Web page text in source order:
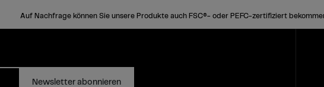
Auf Nachfrage können Sie unsere Produkte auch FSC®- oder PEFC-zertifiziert
Newsletter abonnieren